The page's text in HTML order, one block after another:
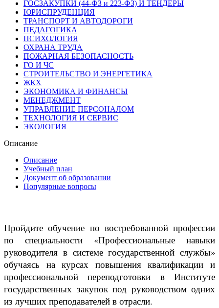
ГОСЗАКУПКИ (44-ФЗ и 223-ФЗ) И ТЕНДЕРЫ
ЮРИСПРУДЕНЦИЯ
ТРАНСПОРТ И АВТОДОРОГИ
ПЕДАГОГИКА
ПСИХОЛОГИЯ
ОХРАНА ТРУДА
ПОЖАРНАЯ БЕЗОПАСНОСТЬ
ГО И ЧС
СТРОИТЕЛЬСТВО И ЭНЕРГЕТИКА
ЖКХ
ЭКОНОМИКА И ФИНАНСЫ
МЕНЕДЖМЕНТ
УПРАВЛЕНИЕ ПЕРСОНАЛОМ
ТЕХНОЛОГИЯ И СЕРВИС
ЭКОЛОГИЯ
Описание
Описание
Учебный план
Документ об образовании
Популярные вопросы
Пройдите обучение по востребованной профессии
по специальности «Профессиональные навыки
руководителя в системе государственной службы»
обучаясь на курсах повышения квалификации и
профессиональной переподготовки в Институте
государственных закупок под руководством одних
из лучших преподавателей в отрасли.